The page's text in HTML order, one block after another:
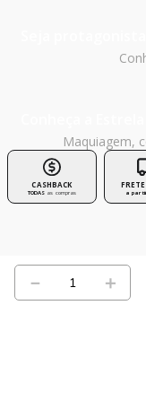
＋
－
Maquiagem,
CASHBACK
TODAS as compras a partir